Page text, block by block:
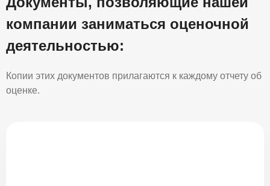
компании заниматься оценочной
деятельностью:
Копии этих документов прилагаются к каждому отчету об
оценке.